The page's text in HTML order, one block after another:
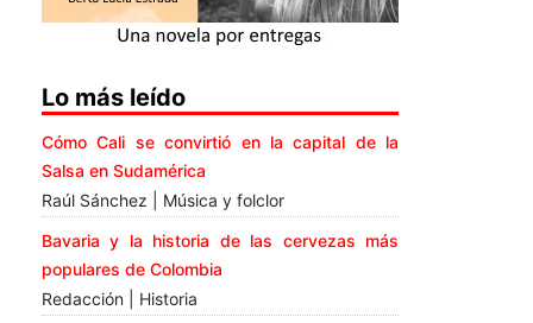
Lo más leído
Cómo Cali se convirtió en la capital de la
Salsa en Sudamérica
Raúl Sánchez | Música y folclor
Bavaria y la historia de las cervezas más
populares de Colombia
Redacción | Historia